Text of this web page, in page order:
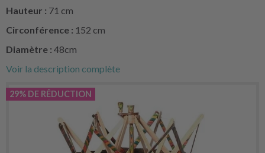
Hauteur : 71 cm
Circonférence : 152 cm
Diamètre : 48cm
Voir la description complète
29% DE RÉDUCTION